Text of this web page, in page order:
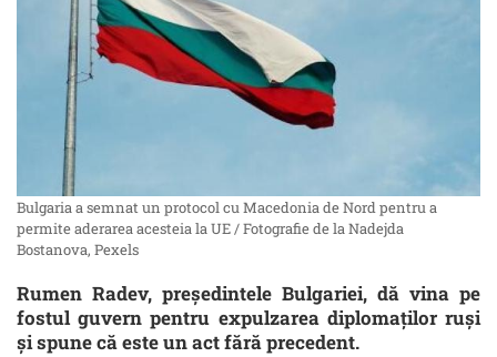
Bulgaria a semnat un protocol cu Macedonia de Nord pentru a
permite aderarea acesteia la UE / Fotografie de la Nadejda
Bostanova, Pexels
Rumen Radev, preşedintele Bulgariei, dă vina pe
fostul guvern pentru expulzarea diplomaţilor ruşi
şi spune că este un act fără precedent.